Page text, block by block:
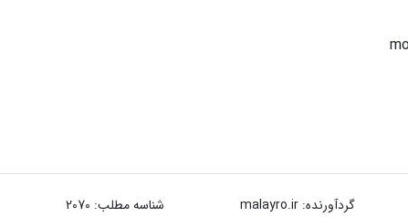
گردآورنده:malayro.ir شناسه مطلب: 2070